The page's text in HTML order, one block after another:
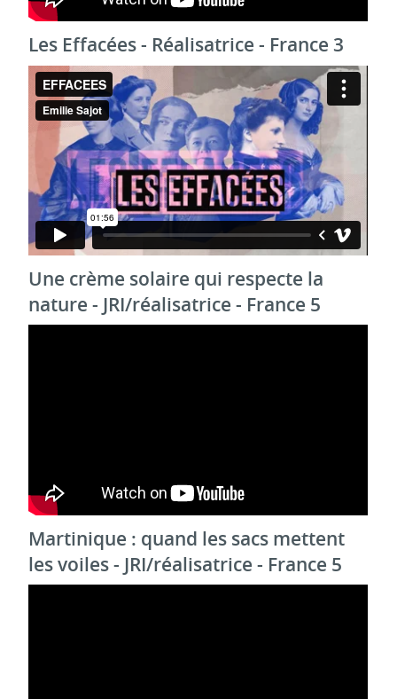
Les Effacées - Réalisatrice - France 3
Une crème solaire qui respecte la
nature - JRI/réalisatrice - France 5
Martinique : quand les sacs mettent
les voiles - JRI/réalisatrice - France 5